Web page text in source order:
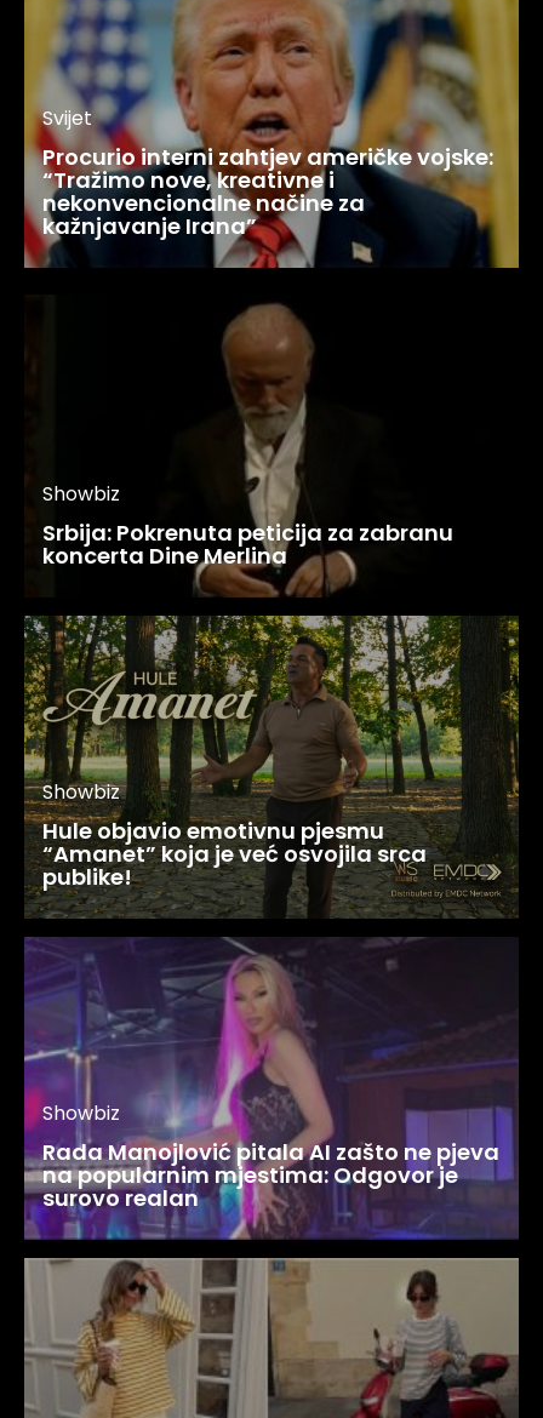
Svijet
Procurio interni zahtjev američke vojske:
“Tražimo nove, kreativne i
nekonvencionalne načine za
kažnjavanje Irana”
Showbiz
Srbija: Pokrenuta peticija za zabranu
koncerta Dine Merlina
Showbiz
Hule objavio emotivnu pjesmu
“Amanet” koja je već osvojila srca
publike!
Showbiz
Rada Manojlović pitala AI zašto ne pjeva
na popularnim mjestima: Odgovor je
surovo realan